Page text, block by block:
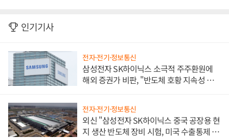
인기기사
전자·전기·정보통신
삼성전자 SK하이닉스 소극적 주주환원에
해외 증권가 비판, "반도체 호황 지속성 의
전자·전기·정보통신
외신 "삼성전자 SK하이닉스 중국 공장용 현
지 생산 반도체 장비 시험, 미국 수출통제 대